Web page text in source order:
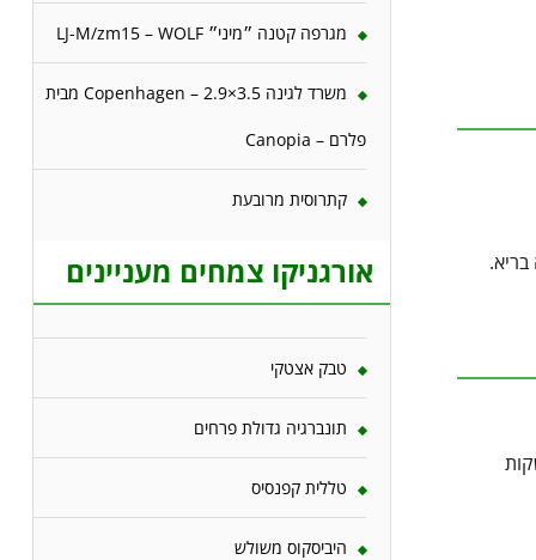
מגרפה קטנה ״מיני״ LJ-M/zm15 – WOLF
משרד לגינה 3.5×2.9 – Copenhagen מבית
פלרם – Canopia
קתרוסית מרובעת
אורגניקו צמחים מעניינים
טבק אצטקי
תונברגיה גדולת פרחים
טללית קפנסיס
היביסקוס משולש